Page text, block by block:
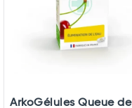
ArkoGélules Queue de